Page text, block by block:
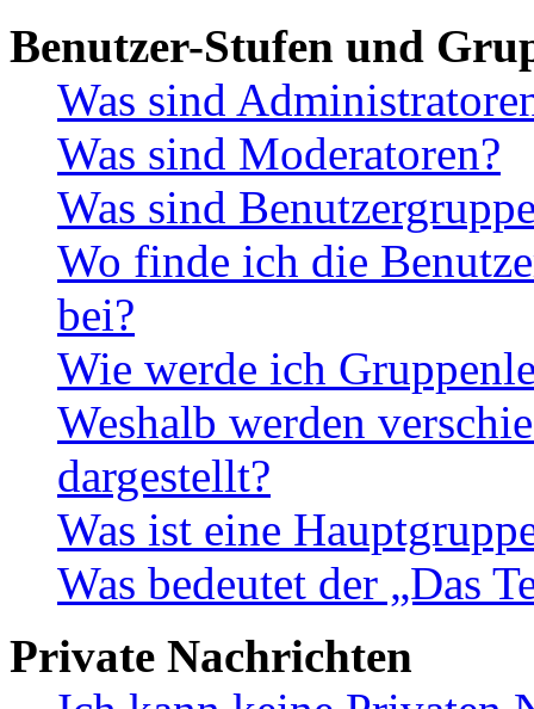
Benutzer-Stufen und
Was sind
Was sind Moderatoren?
Was sind
Wo finde ich die
bei?
Wie werde ich
Weshalb werden
dargestellt?
Was ist eine
Was bedeutet der „Das
Private Nachrichten